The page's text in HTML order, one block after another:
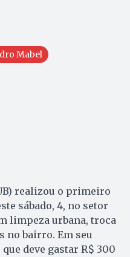
Mabel
realizou o primeiro
sábado, 4, no setor
limpeza urbana, troca
no bairro. Em seu
deve gastar R$ 300